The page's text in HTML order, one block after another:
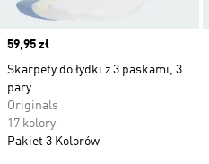
Price
59,95 zł
Skarpety do łydki z 3 paskami, 3
pary
Originals
17 kolory
Pakiet 3 Kolorów